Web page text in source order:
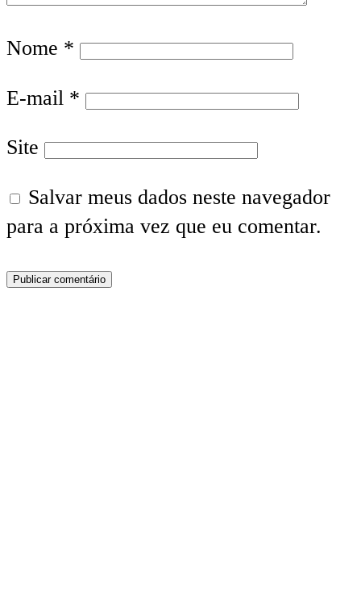
Nome *
E-mail *
Site
Salvar meus dados neste navegador
para a próxima vez que eu comentar.